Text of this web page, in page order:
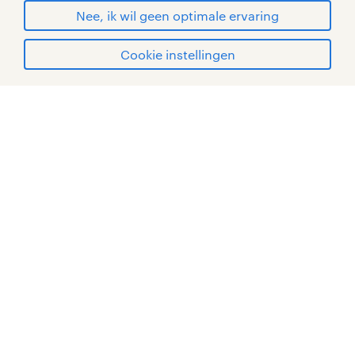
Nee, ik wil geen optimale ervaring
Cookie instellingen
© Randstad 2026